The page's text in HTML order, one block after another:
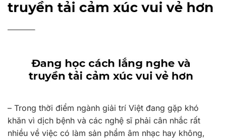
– Trong thời điểm ngành giải trí Việt đang gặp khó
khăn vì dịch bệnh và các nghệ sĩ phải cân nhắc rất
nhiều về việc có làm sản phẩm âm nhạc hay không,